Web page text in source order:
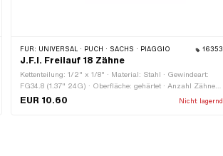
FÜR: UNIVERSAL · PUCH · SACHS · PIAGGIO 16353
J.F.I. Freilauf 18 Zähne
Kettenteilung: 1/2" x 1/8" · Material: Stahl · Gewindeart:
FG34.8 (1.37" 24G) · Oberfläche: gehärtet · Anzahl Zähne:
18 Stk.
EUR 10.60 Nicht lagernd